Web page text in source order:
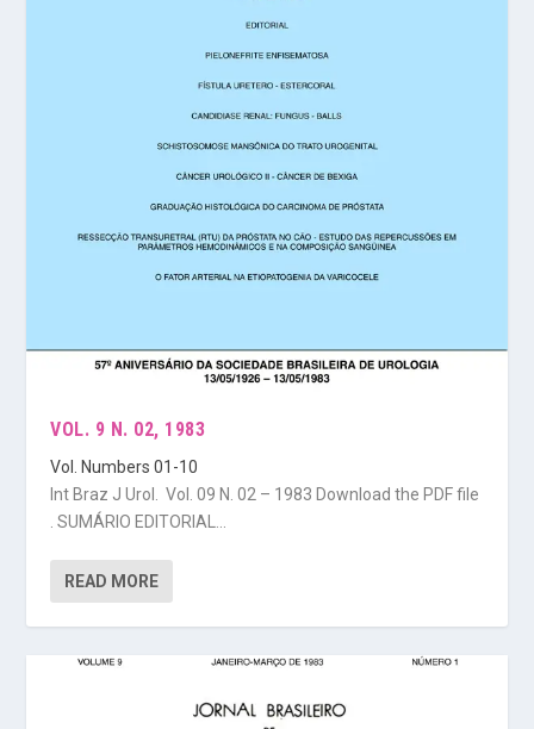
VOL. 9 N. 02, 1983
Vol. Numbers 01-10
Int Braz J Urol. Vol. 09 N. 02 – 1983 Download the PDF file
. SUMÁRIO EDITORIAL...
READ MORE